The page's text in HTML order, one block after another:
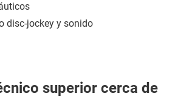
disc-jockey y sonido
superior cerca de